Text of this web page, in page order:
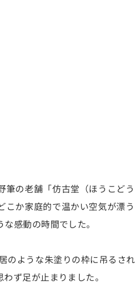
筆の老舗「仿古堂（ほうこど
こか家庭的で温かい空気が漂
感動の時間でした。
のような朱塗りの枠に吊るさ
ず足が止まりました。